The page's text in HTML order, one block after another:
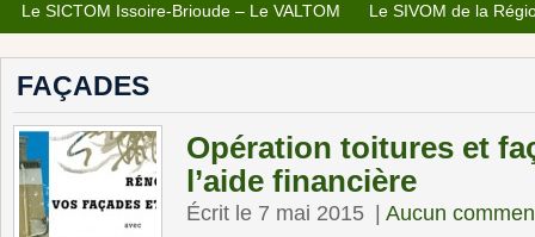
Le SICTOM Issoire-Brioude – Le VALTOM Le SIVOM de la
FAÇADES
Opération toitures et
l’aide financière
Écrit le 7 mai 2015 Aucun